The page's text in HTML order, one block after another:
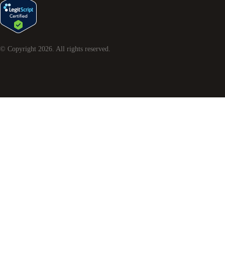
© Copyright 2026 . All rights reserved.